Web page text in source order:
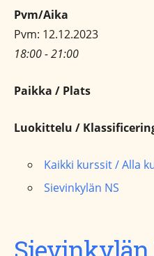
Pvm/Aika
Pvm: 12.12.2023
18:00 - 21:00
Paikka / Plats
Luokittelu /
Kaikki kurssit / Alla
Sievinkylän NS